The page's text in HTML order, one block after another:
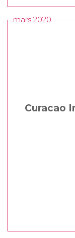
mars 2020
Curacao